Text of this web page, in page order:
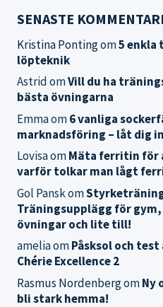
SENASTE
Kristina Pontingom5 enkla
löpteknik
AstridomVill du ha
bästa övningarna
Emmaom6 vanliga
marknadsföring – låt dig
LovisaomMäta ferritin för
varför tolkar man lågt
Gol Panskom
Träningsupplägg för
övningar och lite till!
ameliaomPåsksol och
Chérie Excellence 2
Rasmus NordenbergomNy
bli stark hemma!